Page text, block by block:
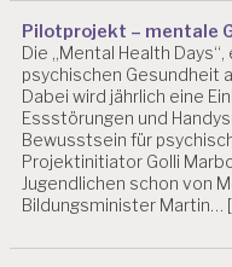
Pilotprojekt – mentale
Die „Mental Health
psychischen Gesundheit
Dabei wird jährlich eine
Essstörungen und
Bewusstsein für
Projektinitiator Golli
Jugendlichen schon von
Bildungsminister Martin…